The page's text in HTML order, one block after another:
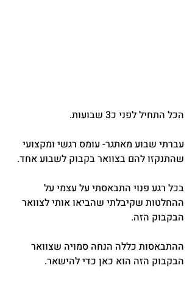
הכל התחיל לפני כ3 שבועות.
עברתי שבוע מאתגר- עומס רגשי ומקצועי
שהתנקזו להם בצוואר בקבוק לשבוע אחד.
בכל רגע פנוי התבאסתי על עצמי על
ההחלטות שקיבלתי שהביאו אותי לצוואר
הבקבוק הזה.
ההתבאסות כללה הנחה סמויה שצוואר
הבקבוק הזה הוא כאן כדי להישאר.